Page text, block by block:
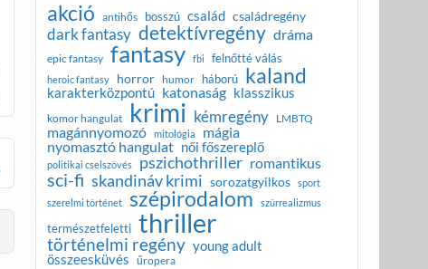
akció antihős bosszú család családregény
dark fantasy detektívregény dráma
epic fantasy fantasy fbi felnőtté válás
heroic fantasy horror humor háború kaland
karakterközpontú katonaság klasszikus
komor hangulat krimi kémregény LMBTQ
magánnyomozó mitológia mágia
nyomasztó hangulat női főszereplő
politikai cselszövés pszichothriller romantikus
sci-fi skandináv krimi sorozatgyilkos
sport
szerelmi történet
szépirodalom szürrealizmus
természetfeletti thriller
történelmi regény young adult
összeesküvés
űropera